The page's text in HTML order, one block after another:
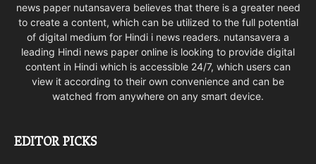
news paper nutansavera believes that there is a greater need
to create a content, which can be utilized to the full potential
of digital medium for Hindi i news readers. nutansavera a
leading Hindi news paper online is looking to provide digital
content in Hindi which is accessible 24/7, which users can
view it according to their own convenience and can be
watched from anywhere on any smart device.
EDITOR PICKS